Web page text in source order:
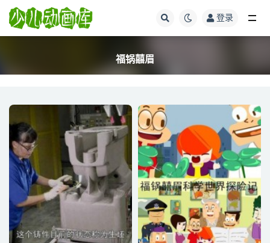
登录
福锅囍眉